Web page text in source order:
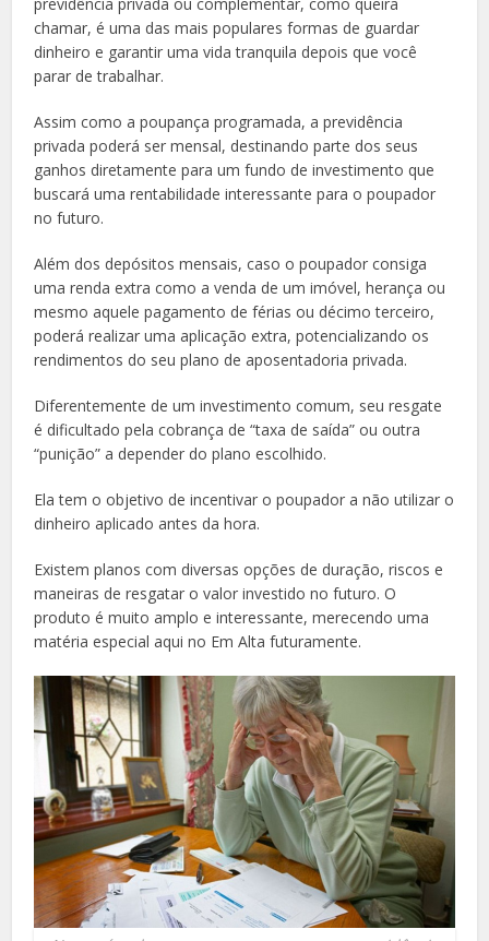
chamar, é uma das mais populares formas de guardar
dinheiro e garantir uma vida tranquila depois que você
parar de trabalhar.
Assim como a poupança programada, a previdência
privada poderá ser mensal, destinando parte dos seus
ganhos diretamente para um fundo de investimento que
buscará uma rentabilidade interessante para o poupador
no futuro.
Além dos depósitos mensais, caso o poupador consiga
uma renda extra como a venda de um imóvel, herança ou
mesmo aquele pagamento de férias ou décimo terceiro,
poderá realizar uma aplicação extra, potencializando os
rendimentos do seu plano de aposentadoria privada.
Diferentemente de um investimento comum, seu resgate
é dificultado pela cobrança de “taxa de saída” ou outra
“punição” a depender do plano escolhido.
Ela tem o objetivo de incentivar o poupador a não utilizar o
dinheiro aplicado antes da hora.
Existem planos com diversas opções de duração, riscos e
maneiras de resgatar o valor investido no futuro. O
produto é muito amplo e interessante, merecendo uma
matéria especial aqui no Em Alta futuramente.